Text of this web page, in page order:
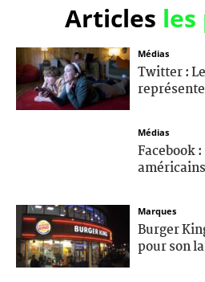
Articles les
Médias
Twitter :
Médias
Facebook
Marques
Burger
pour son